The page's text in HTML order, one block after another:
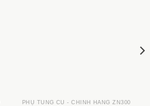
PHỤ TÙNG CŨ - CHÍNH HÃNG ZN300